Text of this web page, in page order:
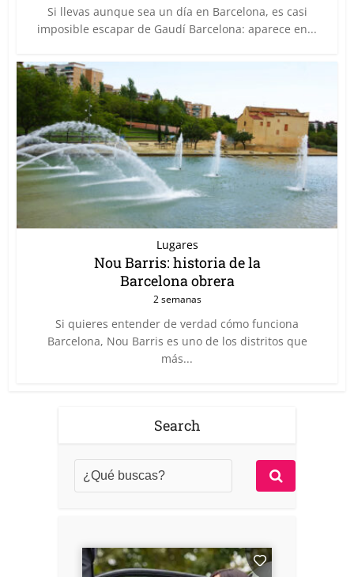
Si llevas aunque sea un día en Barcelona, es casi
imposible escapar de Gaudí Barcelona: aparece en...
Lugares
Nou Barris: historia de la
Barcelona obrera
2 semanas
Si quieres entender de verdad cómo funciona
Barcelona, Nou Barris es uno de los distritos que
más...
Search